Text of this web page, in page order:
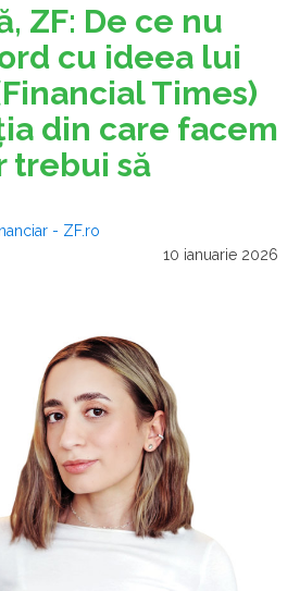
ZF: De ce nu
cu ideea lui
Times)
din care facem
trebui să
- ZF.ro
10 ianuarie 2026